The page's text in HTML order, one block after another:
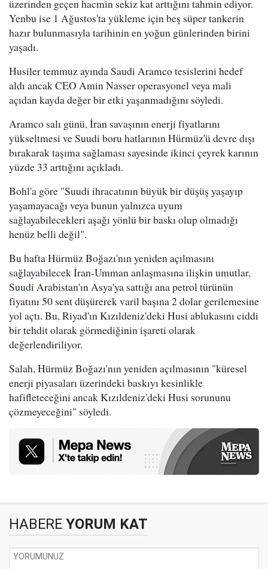
üzerinden geçen hacmin sekiz kat arttığını tahmin ediyor.
Yenbu ise 1 Ağustos'ta yükleme için beş süper tankerin
hazır bulunmasıyla tarihinin en yoğun günlerinden birini
yaşadı.
Husiler temmuz ayında Saudi Aramco tesislerini hedef
aldı ancak CEO Amin Nasser operasyonel veya mali
açıdan kayda değer bir etki yaşanmadığını söyledi.
Aramco salı günü, İran savaşının enerji fiyatlarını
yükseltmesi ve Suudi boru hatlarının Hürmüz'ü devre dışı
bırakarak taşıma sağlaması sayesinde ikinci çeyrek karının
yüzde 33 arttığını açıkladı.
Bohl'a göre "Suudi ihracatının büyük bir düşüş yaşayıp
yaşamayacağı veya bunun yalnızca uyum
sağlayabilecekleri aşağı yönlü bir baskı olup olmadığı
henüz belli değil".
Bu hafta Hürmüz Boğazı'nın yeniden açılmasını
sağlayabilecek İran-Umman anlaşmasına ilişkin umutlar,
Suudi Arabistan'ın Asya'ya sattığı ana petrol türünün
fiyatını 50 sent düşürerek varil başına 2 dolar gerilemesine
yol açtı. Bu, Riyad'ın Kızıldeniz'deki Husi ablukasını ciddi
bir tehdit olarak görmediğinin işareti olarak
değerlendiriliyor.
Salah, Hürmüz Boğazı'nın yeniden açılmasının "küresel
enerji piyasaları üzerindeki baskıyı kesinlikle
hafifleteceğini ancak Kızıldeniz'deki Husi sorununu
çözmeyeceğini" söyledi.
HABERE YORUM KAT